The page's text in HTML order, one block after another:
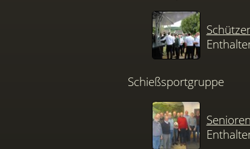
Schießsportgruppe